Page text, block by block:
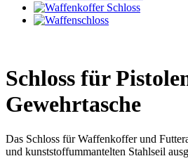
Schloss für
Gewehrtasche
Das Schloss für Waffenkoffer und
und kunststoffummantelten Stahlseil